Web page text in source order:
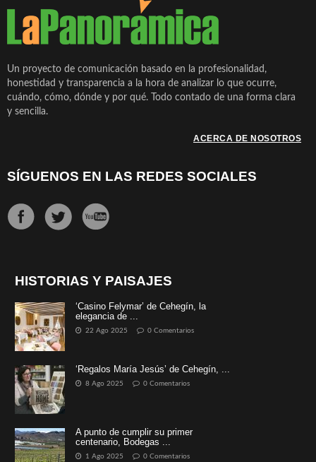
Un proyecto de comunicación basado en la profesionalidad,
honestidad y transparencia a la hora de analizar lo que ocurre,
cuándo, cómo, dónde y por qué. Todo contado de una forma clara
y sencilla.
ACERCA DE NOSOTROS
SÍGUENOS EN LAS REDES SOCIALES
HISTORIAS Y PAISAJES
‘Casino Felymar’ de Cehegín, la
elegancia de ...
22 Ago 2025 0 Comentarios
‘Regalos María Jesús’ de Cehegín, ...
8 Ago 2025 0 Comentarios
A punto de cumplir su primer
centenario, Bodegas ...
1 Ago 2025 0 Comentarios